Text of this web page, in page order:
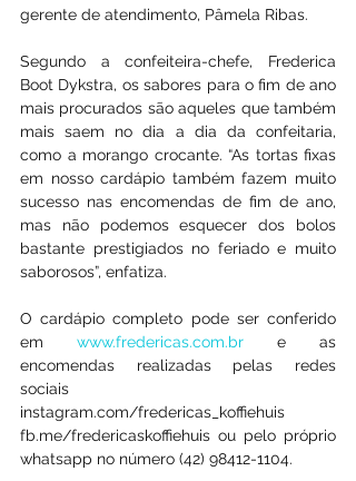
gerente de atendimento, Pâmela Ribas.
Segundo a confeiteira-chefe, Frederica
Boot Dykstra, os sabores para o fim de ano
mais procurados são aqueles que também
mais saem no dia a dia da confeitaria,
como a morango crocante. “As tortas fixas
em nosso cardápio também fazem muito
sucesso nas encomendas de fim de ano,
mas não podemos esquecer dos bolos
bastante prestigiados no feriado e muito
saborosos”, enfatiza.
O cardápio completo pode ser conferido
em www.fredericas.com.br e as
encomendas realizadas pelas redes
sociais
instagram.com/fredericas_koffiehuis
fb.me/fredericaskoffiehuis ou pelo próprio
whatsapp no número (42) 98412-1104.